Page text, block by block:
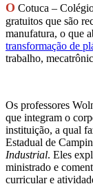
O Cotuca –
gratuitos que são
manufatura, o que
transformação de
trabalho,
Os professores
que integram o
instituição, a qual
Estadual de
Industrial. Eles
ministrado e
curricular e